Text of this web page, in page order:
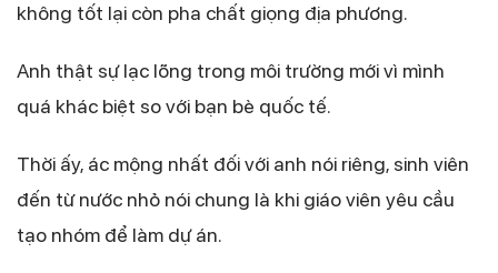
không tốt lại còn pha chất giọng địa phương.
Anh thật sự lạc lõng trong môi trường mới vì mình
quá khác biệt so với bạn bè quốc tế.
Thời ấy, ác mộng nhất đối với anh nói riêng, sinh viên
đến từ nước nhỏ nói chung là khi giáo viên yêu cầu
tạo nhóm để làm dự án.